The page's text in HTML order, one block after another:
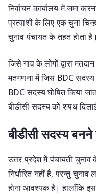
निर्वाचन कार्यालय में जमा
प्रत्याशी के लिए एक चुना
चुनाव पंचायत के तहत होता
जिसे गांव के लोगों द्वारा
मतगणना में जिस BDC
BDC सदस्य घोषित किया
बीडीसी सदस्य को शपथ
बीडीसी सदस्य बनने
उत्तर प्रदेश में पंचायती चुनाव
निर्धारित नहीं है, परन्तु
होना आवश्यक है| हालाँकि इस